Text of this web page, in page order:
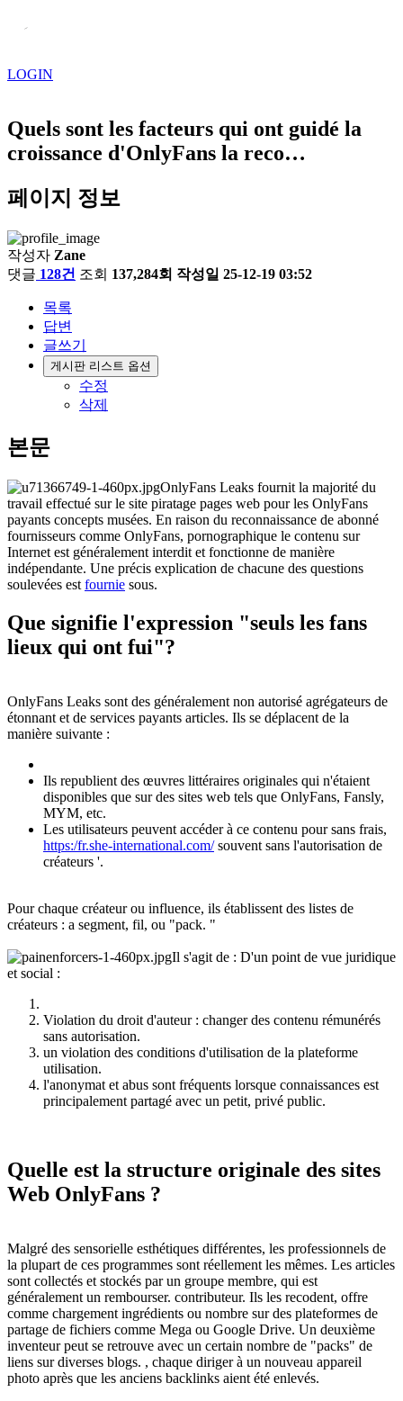
LOGIN
Quels sont les facteurs qui ont guidé la
croissance d'OnlyFans la reco…
페이지 정보
작성자 Zane
댓글 128건 조회 137,284회 작성일 25-12-19 03:52
목록
답변
글쓰기
게시판 리스트 옵션
수정
삭제
본문
OnlyFans Leaks fournit la majorité du
travail effectué sur le site piratage pages web pour les OnlyFans
payants concepts musées. En raison du reconnaissance de abonné
fournisseurs comme OnlyFans, pornographique le contenu sur
Internet est généralement interdit et fonctionne de manière
indépendante. Une précis explication de chacune des questions
soulevées est fournie sous.
Que signifie l'expression "seuls les fans
lieux qui ont fui"?
OnlyFans Leaks sont des généralement non autorisé agrégateurs de
étonnant et de services payants articles. Ils se déplacent de la
manière suivante :
Ils republient des œuvres littéraires originales qui n'étaient
disponibles que sur des sites web tels que OnlyFans, Fansly,
MYM, etc.
Les utilisateurs peuvent accéder à ce contenu pour sans frais,
https:/fr.she-international.com/souvent sans l'autorisation de
créateurs '.
Pour chaque créateur ou influence, ils établissent des listes de
créateurs : a segment, fil, ou "pack. "
Il s'agit de : D'un point de vue juridique
et social :
Violation du droit d'auteur : changer des contenu rémunérés
sans autorisation.
un violation des conditions d'utilisation de la plateforme
utilisation.
l'anonymat et abus sont fréquents lorsque connaissances est
principalement partagé avec un petit, privé public.
Quelle est la structure originale des sites
Web OnlyFans ?
Malgré des sensorielle esthétiques différentes, les professionnels de
la plupart de ces programmes sont réellement les mêmes. Les articles
sont collectés et stockés par un groupe membre, qui est
généralement un rembourser. contributeur. Ils les recodent, offre
comme chargement ingrédients ou nombre sur des plateformes de
partage de fichiers comme Mega ou Google Drive. Un deuxième
inventeur peut se retrouve avec un certain nombre de "packs" de
liens sur diverses blogs. , chaque diriger à un nouveau appareil
photo après que les anciens backlinks aient été enlevés.